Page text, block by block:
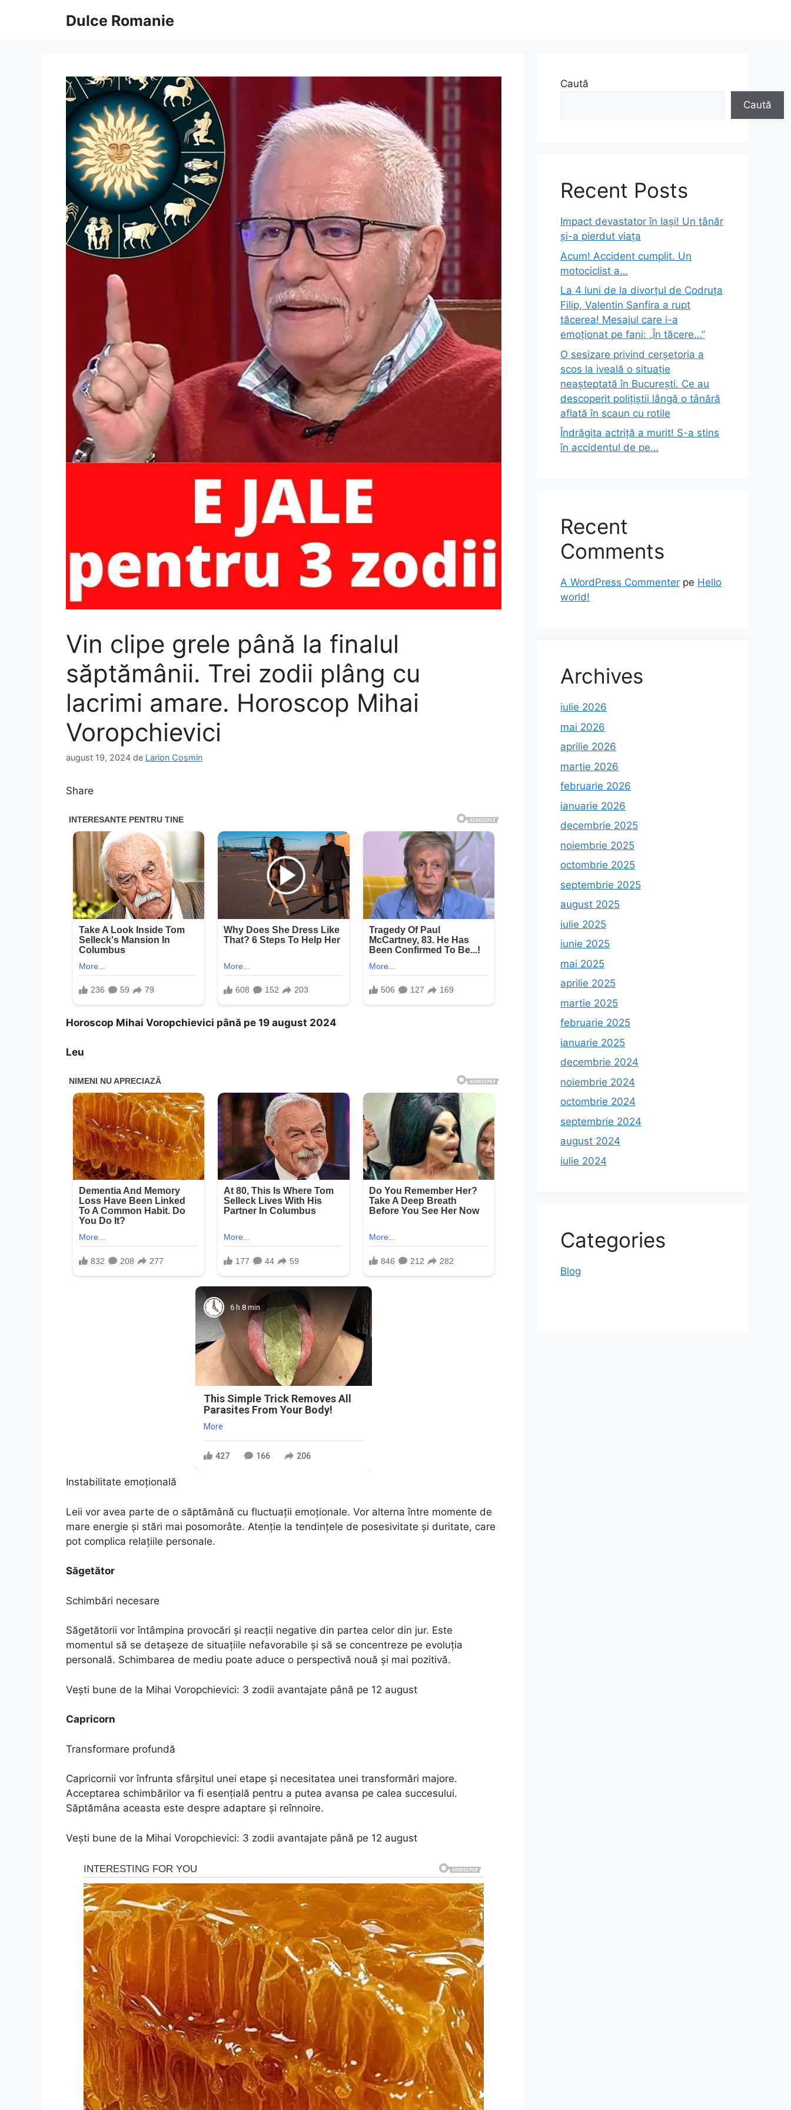
Dulce Romanie
Vin clipe grele până la finalul
săptămânii. Trei zodii plâng cu
lacrimi amare. Horoscop Mihai
Voropchievici
august 19, 2024 de Larion Cosmin
Share
Horoscop Mihai Voropchievici până pe 19 august 2024
Leu
6 h 8 min
This Simple Trick Removes All
Parasites From Your Body!
More
427 166 206
Instabilitate emoțională
Leii vor avea parte de o săptămână cu fluctuații emoționale. Vor alterna între momente de
mare energie și stări mai posomorâte. Atenție la tendințele de posesivitate și duritate, care
pot complica relațiile personale.
Săgetător
Schimbări necesare
Săgetătorii vor întâmpina provocări și reacții negative din partea celor din jur. Este
momentul să se detașeze de situațiile nefavorabile și să se concentreze pe evoluția
personală. Schimbarea de mediu poate aduce o perspectivă nouă și mai pozitivă.
Vești bune de la Mihai Voropchievici: 3 zodii avantajate până pe 12 august
Capricorn
Transformare profundă
Capricornii vor înfrunta sfârșitul unei etape și necesitatea unei transformări majore.
Acceptarea schimbărilor va fi esențială pentru a putea avansa pe calea succesului.
Săptămâna aceasta este despre adaptare și reînnoire.
Vești bune de la Mihai Voropchievici: 3 zodii avantajate până pe 12 august
Caută
Caută
Recent Posts
Impact devastator în Iași! Un tânăr
și-a pierdut viața
Acum! Accident cumplit. Un
motociclist a…
La 4 luni de la divorțul de Codruța
Filip, Valentin Sanfira a rupt
tăcerea! Mesajul care i-a
emoționat pe fani: „În tăcere…”
O sesizare privind cerșetoria a
scos la iveală o situație
neașteptată în București. Ce au
descoperit polițiștii lângă o tânără
aflată în scaun cu rotile
Îndrăgita actriță a murit! S-a stins
în accidentul de pe…
Recent
Comments
A WordPress Commenter pe Hello
world!
Archives
iulie 2026
mai 2026
aprilie 2026
martie 2026
februarie 2026
ianuarie 2026
decembrie 2025
noiembrie 2025
octombrie 2025
septembrie 2025
august 2025
iulie 2025
iunie 2025
mai 2025
aprilie 2025
martie 2025
februarie 2025
ianuarie 2025
decembrie 2024
noiembrie 2024
octombrie 2024
septembrie 2024
august 2024
iulie 2024
Categories
Blog